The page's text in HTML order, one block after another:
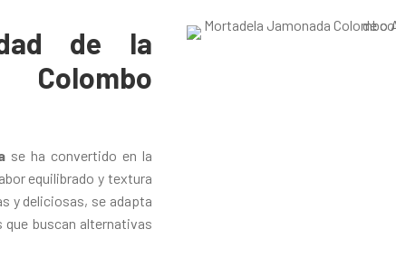
de la
Colombo
se ha convertido en la
equilibrado y textura
y deliciosas, se adapta
buscan alternativas